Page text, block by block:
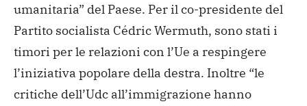
umanitaria” del Paese. Per il co-presidente del
Partito socialista Cédric Wermuth, sono stati i
timori per le relazioni con l’Ue a respingere
l’iniziativa popolare della destra. Inoltre “le
critiche dell’Udc all’immigrazione hanno